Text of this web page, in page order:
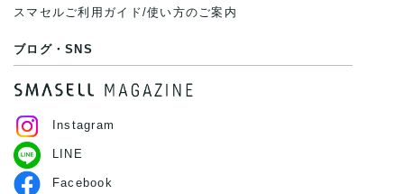
スマセルご利用ガイド/使い方のご案内
ブログ・SNS
Instagram
LINE
Facebook